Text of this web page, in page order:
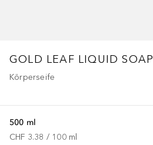
GOLD LEAF LIQUID SOAP
Körperseife
500 ml
CHF 3.38 / 100 ml